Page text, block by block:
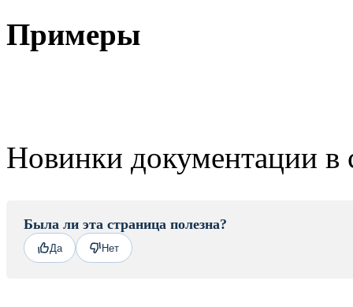
Примеры
Новинки документации в
Была ли эта страница полезна?
Да Нет